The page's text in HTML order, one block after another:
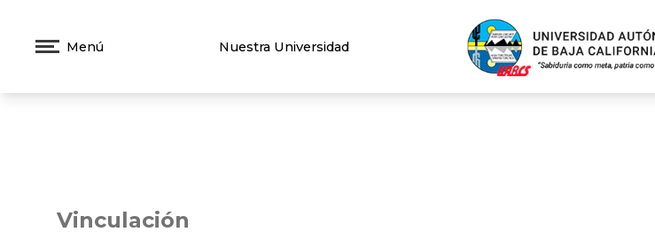
Menú Nuestra Universidad
Vinculación